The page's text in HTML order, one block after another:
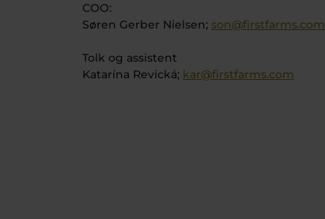
COO:
Søren Gerber Nielsen; son@firstfarms.com
Tolk og assistent
Katarína Revická; kar@firstfarms.com